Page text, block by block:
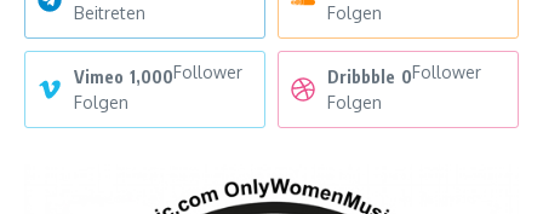
Beitreten
Folgen
Vimeo 1,000Follower
Folgen
Dribbble 0Follower
Folgen